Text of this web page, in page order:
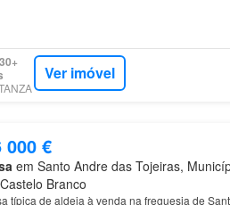
Ver imóvel
000 €
em Santo Andre das Tojeiras,
Branco
típica de aldeia à venda na freguesia de